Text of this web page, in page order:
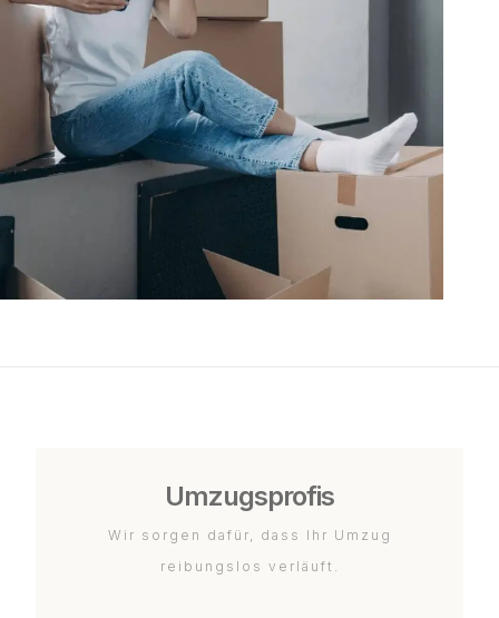
Umzugsprofis
Wir sorgen dafür, dass Ihr Umzug
reibungslos verläuft.